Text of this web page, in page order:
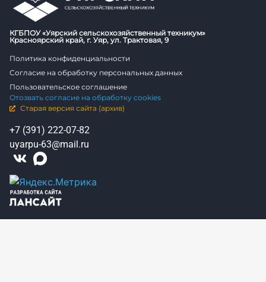
КГБПОУ «Уярский сельскохозяйственный техникум»
Красноярский край, г. Уяр, ул. Трактовая, 9
Политика конфиденциальности
Согласие на обработку персональных данных
Пользовательское соглашение
Отозвать согласие на обработку cookies
Старая версия сайта (архив)
+7 (391) 222-07-82
uyarpu-63@mail.ru